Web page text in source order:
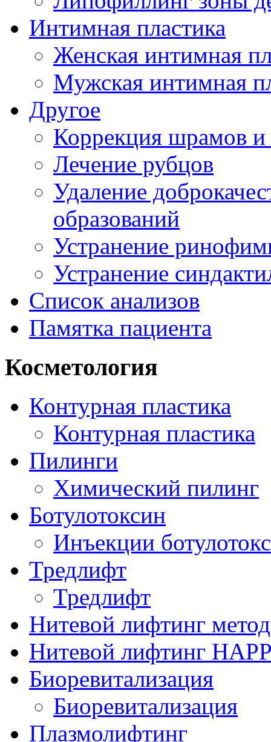
Интимная пластика
Женская интимная
Мужская интимная
Другое
Коррекция шрамов и
Лечение рубцов
Удаление
образований
Устранение
Устранение
Список анализов
Памятка пациента
Косметология
Контурная пластика
Контурная пластика
Пилинги
Химический пилинг
Ботулотоксин
Инъекции
Тредлифт
Тредлифт
Нитевой лифтинг
Нитевой лифтинг
Биоревитализация
Биоревитализация
Плазмолифтинг